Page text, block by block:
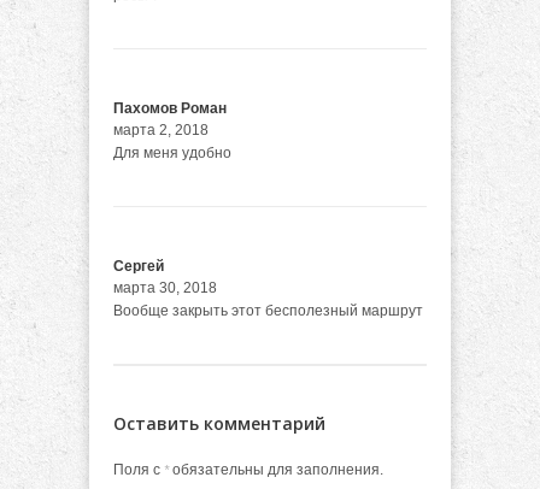
Пахомов Роман
марта 2, 2018
Для меня удобно
Сергей
марта 30, 2018
Вообще закрыть этот бесполезный маршрут
Оставить комментарий
Поля с *обязательны для заполнения.